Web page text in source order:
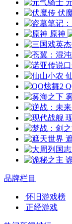
伏
原神
品牌栏目
怀旧游戏榜
正经游戏